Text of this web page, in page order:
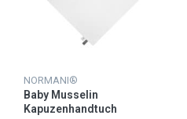
NORMANI®
Baby Musselin
Kapuzenhandtuch